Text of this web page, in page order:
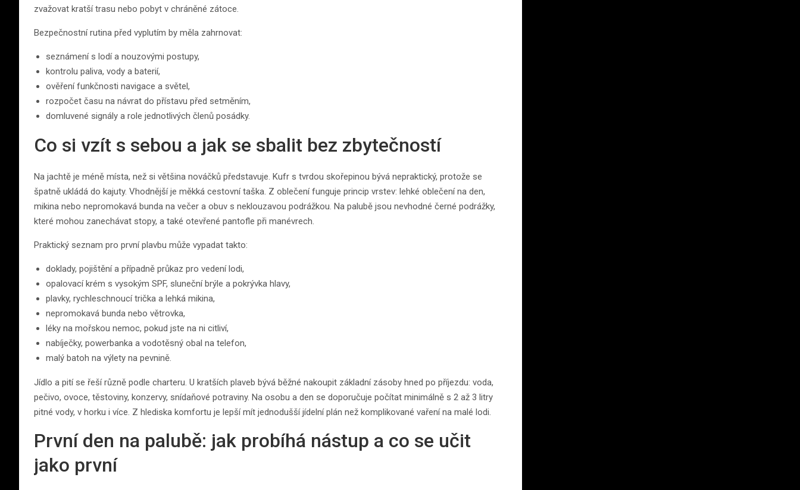
zvažovat kratší trasu nebo pobyt v chráněné zátoce.
Bezpečnostní rutina před vyplutím by měla zahrnovat:
seznámení s lodí a nouzovými postupy,
kontrolu paliva, vody a baterií,
ověření funkčnosti navigace a světel,
rozpočet času na návrat do přístavu před setměním,
domluvené signály a role jednotlivých členů posádky.
Co si vzít s sebou a jak se sbalit bez zbytečností
Na jachtě je méně místa, než si většina nováčků představuje. Kufr s tvrdou skořepinou bývá nepraktický, protože se
špatně ukládá do kajuty. Vhodnější je měkká cestovní taška. Z oblečení funguje princip vrstev: lehké oblečení na den,
mikina nebo nepromokavá bunda na večer a obuv s neklouzavou podrážkou. Na palubě jsou nevhodné černé podrážky,
které mohou zanechávat stopy, a také otevřené pantofle při manévrech.
Praktický seznam pro první plavbu může vypadat takto:
doklady, pojištění a případně průkaz pro vedení lodi,
opalovací krém s vysokým SPF, sluneční brýle a pokrývka hlavy,
plavky, rychleschnoucí trička a lehká mikina,
nepromokavá bunda nebo větrovka,
léky na mořskou nemoc, pokud jste na ni citliví,
nabíječky, powerbanka a vodotěsný obal na telefon,
malý batoh na výlety na pevnině.
Jídlo a pití se řeší různě podle charteru. U kratších plaveb bývá běžné nakoupit základní zásoby hned po příjezdu: voda,
pečivo, ovoce, těstoviny, konzervy, snídaňové potraviny. Na osobu a den se doporučuje počítat minimálně s 2 až 3 litry
pitné vody, v horku i více. Z hlediska komfortu je lepší mít jednodušší jídelní plán než komplikované vaření na malé lodi.
První den na palubě: jak probíhá nástup a co se učit
jako první